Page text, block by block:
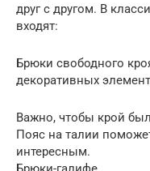
друг с другом. В
входят:
Брюки свободного
декоративных
Важно, чтобы крой
Пояс на талии
интересным.